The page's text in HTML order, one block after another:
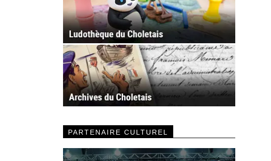
PARTENAIRE CULTUREL